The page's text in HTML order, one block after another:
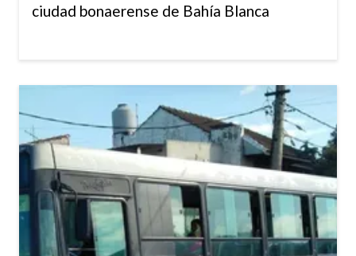
ciudad bonaerense de Bahía Blanca